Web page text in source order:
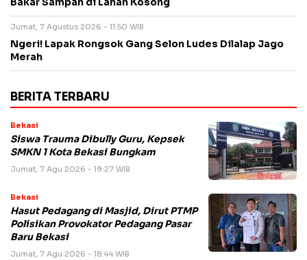
Bakar Sampah di Lahan Kosong
Jumat, 7 Agustus 2026 - 11:50 WIB
Ngeri! Lapak Rongsok Gang Selon Ludes Dilalap Jago
Merah
BERITA TERBARU
Bekasi
Siswa Trauma Dibully Guru, Kepsek
SMKN 1 Kota Bekasi Bungkam
Jumat, 7 Agu 2026 - 19:27 WIB
Bekasi
Hasut Pedagang di Masjid, Dirut PTMP
Polisikan Provokator Pedagang Pasar
Baru Bekasi
Jumat, 7 Agu 2026 - 18:44 WIB